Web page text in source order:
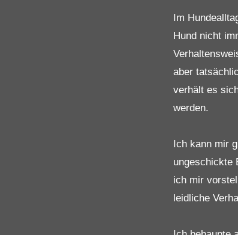
Im
Hund nicht
aber
verhält es
Ich kann mir
ungeschickte
ich mir